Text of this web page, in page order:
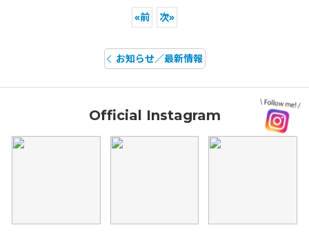
«前 次»
お知らせ／最新情報
Official Instagram